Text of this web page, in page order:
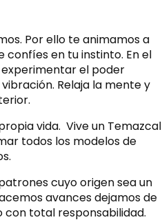
Por ello te animamos a
confíes en tu instinto. En el
el poder
Relaja la mente y
vida. Vive un Temazcal
todos los modelos de
cuyo origen sea un
avances dejamos de
con total responsabilidad.